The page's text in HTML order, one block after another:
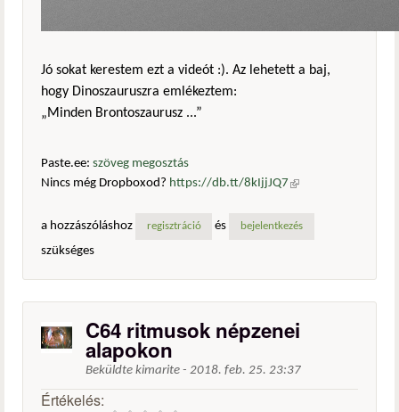
Jó sokat kerestem ezt a videót :). Az lehetett a baj,
hogy Dinoszauruszra emlékeztem:
„Minden Brontoszaurusz ...”
Paste.ee: szöveg megosztás
Nincs még Dropboxod? https://db.tt/8kIjjJQ7 (külső
a hozzászóláshoz
regisztráció és bejelentkezés
szükséges
C64 ritmusok népzenei
alapokon
Beküldte kimarite - 2018. feb. 25. 23:37
Értékelés: